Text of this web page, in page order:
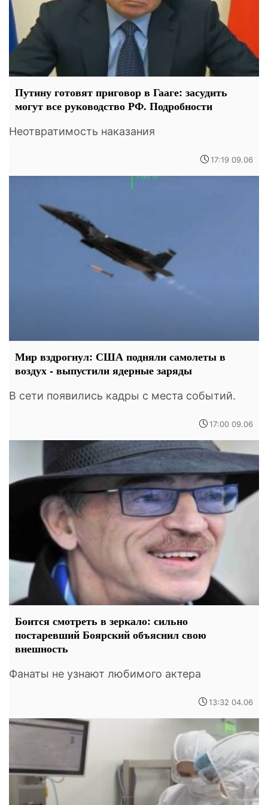
Путину готовят приговор в Гааге: засудить
могут все руководство РФ. Подробности
Неотвратимость наказания
17:19 09.06
Мир вздрогнул: США подняли самолеты в
воздух - выпустили ядерные заряды
В сети появились кадры с места событий.
17:00 09.06
Боится смотреть в зеркало: сильно
постаревший Боярский объяснил свою
внешность
Фанаты не узнают любимого актера
13:32 04.06